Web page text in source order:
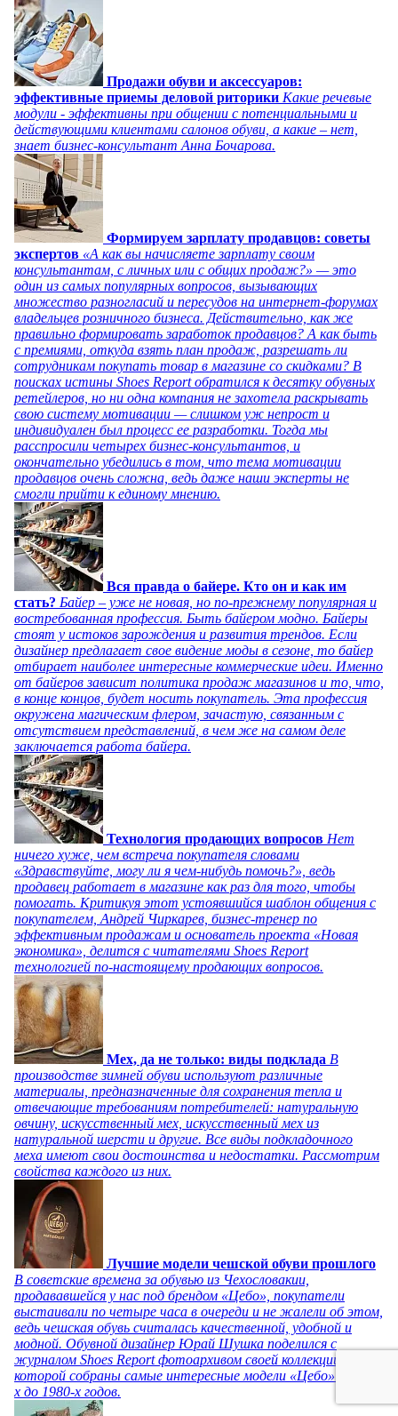
Продажи обуви и аксессуаров:
эффективные приемы деловой риторики Какие речевые
модули - эффективны при общении с потенциальными и
действующими клиентами салонов обуви, а какие – нет,
знает бизнес-консультант Анна Бочарова.
Формируем зарплату продавцов: советы
экспертов «А как вы начисляете зарплату своим
консультантам, с личных или с общих продаж?» — это
один из самых популярных вопросов, вызывающих
множество разногласий и пересудов на интернет-форумах
владельцев розничного бизнеса. Действительно, как же
правильно формировать заработок продавцов? А как быть
с премиями, откуда взять план продаж, разрешать ли
сотрудникам покупать товар в магазине со скидками? В
поисках истины Shoes Report обратился к десятку обувных
ретейлеров, но ни одна компания не захотела раскрывать
свою систему мотивации — слишком уж непрост и
индивидуален был процесс ее разработки. Тогда мы
расспросили четырех бизнес-консультантов, и
окончательно убедились в том, что тема мотивации
продавцов очень сложна, ведь даже наши эксперты не
смогли прийти к единому мнению.
Вся правда о байере. Кто он и как им
стать? Байер – уже не новая, но по-прежнему популярная и
востребованная профессия. Быть байером модно. Байеры
стоят у истоков зарождения и развития трендов. Если
дизайнер предлагает свое видение моды в сезоне, то байер
отбирает наиболее интересные коммерческие идеи. Именно
от байеров зависит политика продаж магазинов и то, что,
в конце концов, будет носить покупатель. Эта профессия
окружена магическим флером, зачастую, связанным с
отсутствием представлений, в чем же на самом деле
заключается работа байера.
Технология продающих вопросов Нет
ничего хуже, чем встреча покупателя словами
«Здравствуйте, могу ли я чем-нибудь помочь?», ведь
продавец работает в магазине как раз для того, чтобы
помогать. Критикуя этот устоявшийся шаблон общения с
покупателем, Андрей Чиркарев, бизнес-тренер по
эффективным продажам и основатель проекта «Новая
экономика», делится с читателями Shoes Report
технологией по-настоящему продающих вопросов.
Мех, да не только: виды подклада В
производстве зимней обуви используют различные
материалы, предназначенные для сохранения тепла и
отвечающие требованиям потребителей: натуральную
овчину, искусственный мех, искусственный мех из
натуральной шерсти и другие. Все виды подкладочного
меха имеют свои достоинства и недостатки. Рассмотрим
свойства каждого из них.
Лучшие модели чешской обуви прошлого
В советские времена за обувью из Чехословакии,
продававшейся у нас под брендом «Цебо», покупатели
выстаивали по четыре часа в очереди и не жалели об этом,
ведь чешская обувь считалась качественной, удобной и
модной. Обувной дизайнер Юрай Шушка поделился с
журналом Shoes Report фотоархивом своей коллекции, в
которой собраны самые интересные модели «Цебо» с 1940-
х до 1980-х годов.